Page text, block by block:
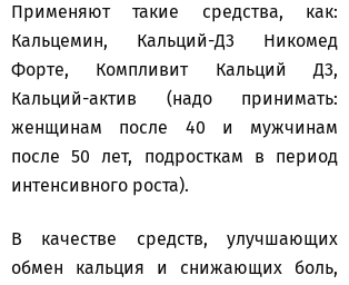
Применяют такие средства, как:
Кальцемин, Кальций-Д3 Никомед
Форте, Компливит Кальций Д3,
Кальций-актив (надо принимать:
женщинам после 40 и мужчинам
после 50 лет, подросткам в период
интенсивного роста).
В качестве средств, улучшающих
обмен кальция и снижающих боль,